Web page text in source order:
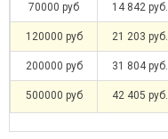
70000 руб 14 842 руб.
120000 руб 21 203 руб.
200000 руб 31 804 руб.
500000 руб 42 405 руб.